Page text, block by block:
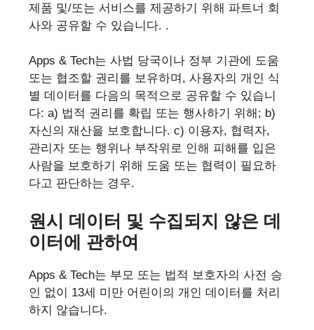
제품 및/또는 서비스를 제공하기 위해 파트너 회
사와 공유할 수 있습니다. .
Apps & Tech는 사법 당국이나 정부 기관에 도움
또는 협조할 권리를 보유하며, 사용자의 개인 식
별 데이터를 다음의 목적으로 공유할 수 있습니
다: a) 법적 권리를 확립 또는 행사하기 위해; b)
자신의 재산을 보호합니다. c) 이용자, 협력자,
관리자 또는 행위나 부작위로 인해 피해를 입은
사람을 보호하기 위해 도움 또는 협력이 필요하
다고 판단하는 경우.
원시 데이터 및 수집되지 않은 데
이터에 관하여
Apps & Tech는 부모 또는 법적 보호자의 사전 승
인 없이 13세 미만 어린이의 개인 데이터를 처리
하지 않습니다.